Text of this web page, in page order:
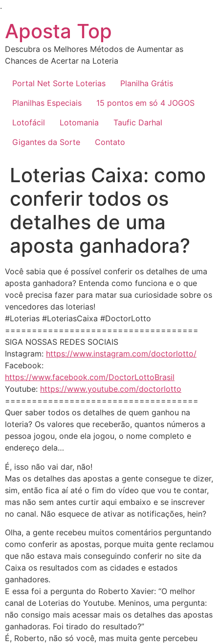
.
conteúdo
Aposta Top
Descubra os Melhores Métodos de Aumentar as
Chances de Acertar na Loteria
Portal Net Sorte Loterias
Planilha Grátis
Planilhas Especiais
15 pontos em só 4 JOGOS
Lotofácil
Lotomania
Taufic Darhal
Gigantes da Sorte
Contato
Loterias Caixa: como
conferir todos os
detalhes de uma
aposta ganhadora?
Você sabia que é possível conferir os detalhes de uma
aposta ganhadora? Entenda como funciona e o que
você precisa fazer para matar sua curiosidade sobre os
vencedores das loterias!
#Loterias #LoteriasCaixa #DoctorLotto
====================================
SIGA NOSSAS REDES SOCIAIS
Instagram: https://www.instagram.com/doctorlotto/
Facebook:
https://www.facebook.com/DoctorLottoBrasil
Youtube: https://www.youtube.com/doctorlotto
====================================
Quer saber todos os detalhes de quem ganhou na
loteria? Os valores que receberão, quantos números a
pessoa jogou, onde ela jogou, o nome completo e
endereço dela…
É, isso não vai dar, não!
Mas os detalhes das apostas a gente consegue te dizer,
sim, então fica aí até o fim do vídeo que vou te contar,
mas não sem antes curtir aqui embaixo e se inscrever
no canal. Não esquece de ativar as notificações, hein?
Olha, a gente recebeu muitos comentários perguntando
como conferir as apostas, porque muita gente reclamou
que não estava mais conseguindo conferir no site da
Caixa os resultados com as cidades e estados
ganhadores.
E essa foi a pergunta do Roberto Xavier: “O melhor
canal de Loterias do Youtube. Meninos, uma pergunta:
não consigo mais acessar mais os detalhes das apostas
ganhadoras. Foi tirado do resultado?”
É, Roberto, não só você, mas muita gente percebeu